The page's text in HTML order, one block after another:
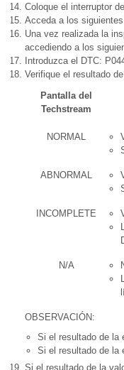
Coloque el interruptor
Acceda a los
Una vez realizada la
accediendo a los
Introduzca el DTC:
Verifique el resultado
Pantalla del
Techstream
NORMAL
ABNORMAL
INCOMPLETE
N/A
OBSERVACIÓN:
Si el resultado de la
Si el resultado de la
Si el resultado de la